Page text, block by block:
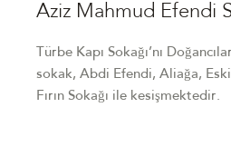
Aziz Mahmud Efendi
Türbe Kapı Sokağı’nı
sokak, Abdi Efendi, Aliağa,
Fırın Sokağı ile kesişmektedir.